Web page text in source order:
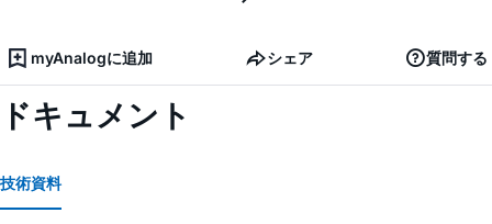
myAnalogに追加 シェア 質問する
ドキュメント
技術資料